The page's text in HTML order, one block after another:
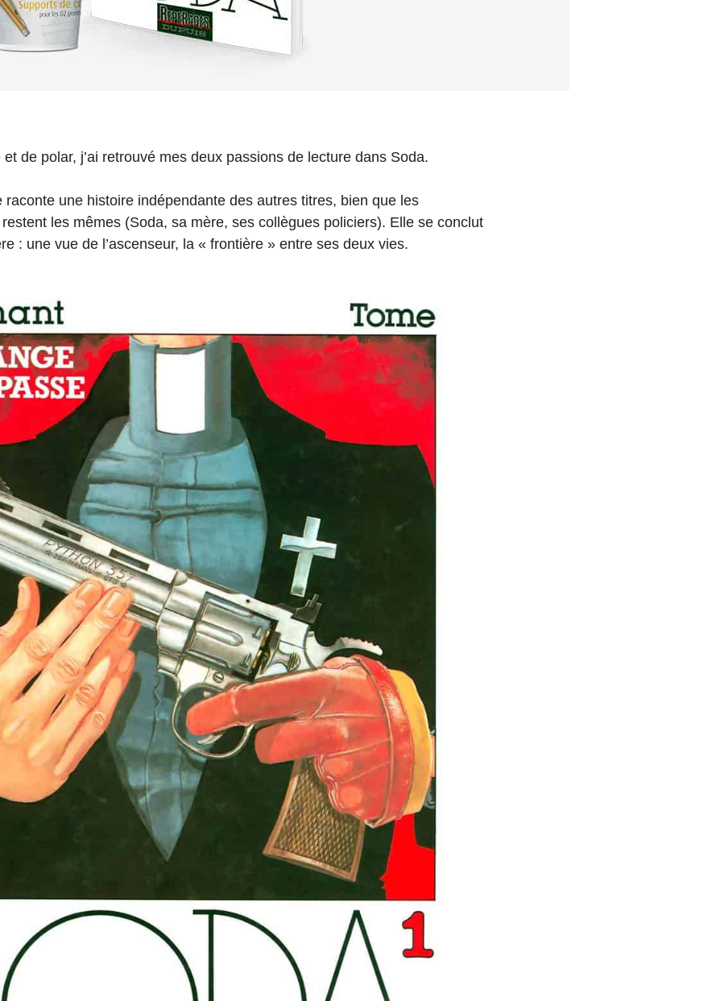
de polar, j’ai retrouvé mes deux passions de lecture dans Soda.
raconte une histoire indépendante des autres titres, bien que les
les mêmes (Soda, sa mère, ses collègues policiers). Elle se conclut
: une vue de l’ascenseur, la « frontière » entre ses deux vies.